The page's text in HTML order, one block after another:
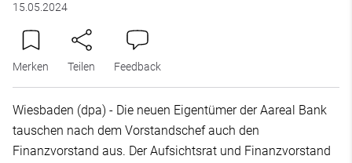
15.05.2024
Merken Teilen Feedback
Wiesbaden (dpa) - Die neuen Eigentümer der Aareal Bank
tauschen nach dem Vorstandschef auch den
Finanzvorstand aus. Der Aufsichtsrat und Finanzvorstand